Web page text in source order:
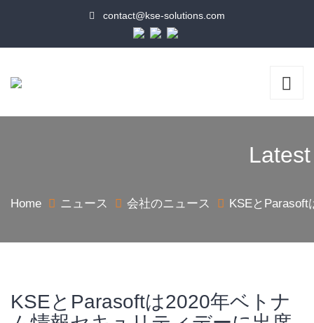
contact@kse-solutions.com
Home ニュース 会社のニュース KSEとParasoft
KSEとParasoftは2020年ベトナ